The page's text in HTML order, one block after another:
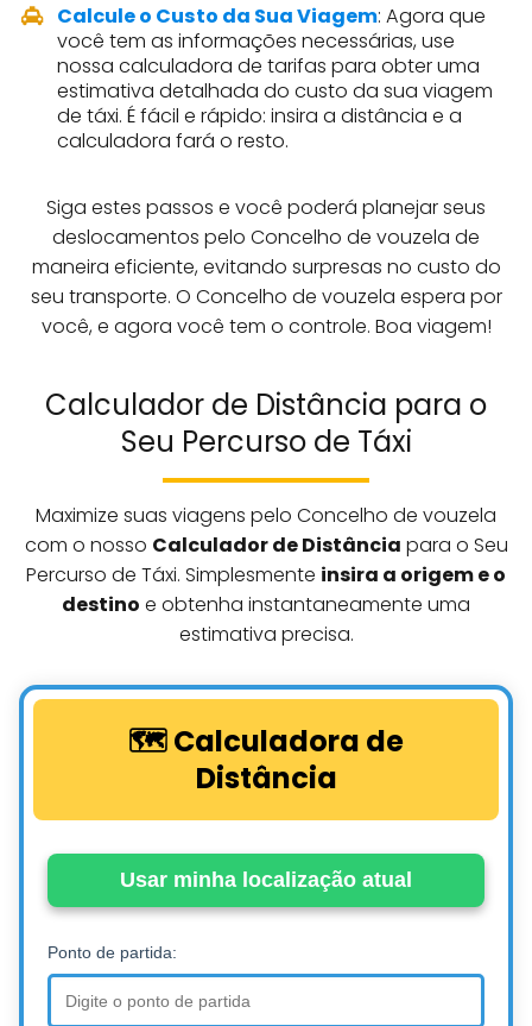
Calcule o Custo da Sua Viagem: Agora que
você tem as informações necessárias, use
nossa calculadora de tarifas para obter uma
estimativa detalhada do custo da sua viagem
de táxi. É fácil e rápido: insira a distância e a
calculadora fará o resto.
Siga estes passos e você poderá planejar seus
deslocamentos pelo Concelho de vouzela de
maneira eficiente, evitando surpresas no custo do
seu transporte. O Concelho de vouzela espera por
você, e agora você tem o controle. Boa viagem!
Calculador de Distância para o
Seu Percurso de Táxi
Maximize suas viagens pelo Concelho de vouzela
com o nosso Calculador de Distância para o Seu
Percurso de Táxi. Simplesmente insira a origem e o
destino e obtenha instantaneamente uma
estimativa precisa.
🗺️ Calculadora de
Distância
Usar minha localização atual
Ponto de partida: